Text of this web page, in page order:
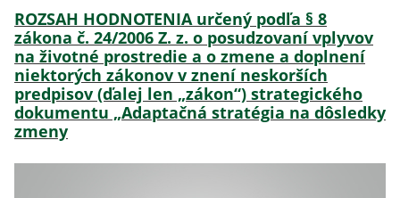
ROZSAH HODNOTENIA určený podľa § 8
zákona č. 24/2006 Z. z. o posudzovaní vplyvov
na životné prostredie a o zmene a doplnení
niektorých zákonov v znení neskorších
predpisov (ďalej len „zákon“) strategického
dokumentu „Adaptačná stratégia na dôsledky
zmeny